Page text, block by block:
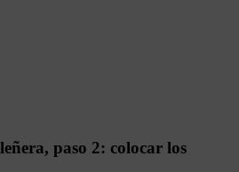
paso 2: colocar los